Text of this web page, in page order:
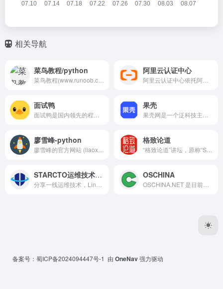
相关导航
菜鸟教程/python 阿里云认证中心
面试鸭 果壳
廖雪峰-python 格致论道
STARCTO运维技术分享 OSCHINA
备案号： 蜀ICP备2024094447号-1 由 OneNav强力驱动